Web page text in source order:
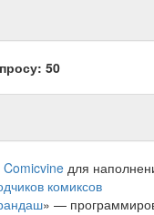
50
Comicvine для
комиксов
» —